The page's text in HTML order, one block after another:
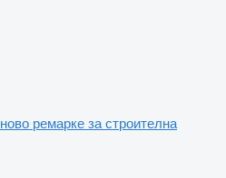
ново ремарке за строителна